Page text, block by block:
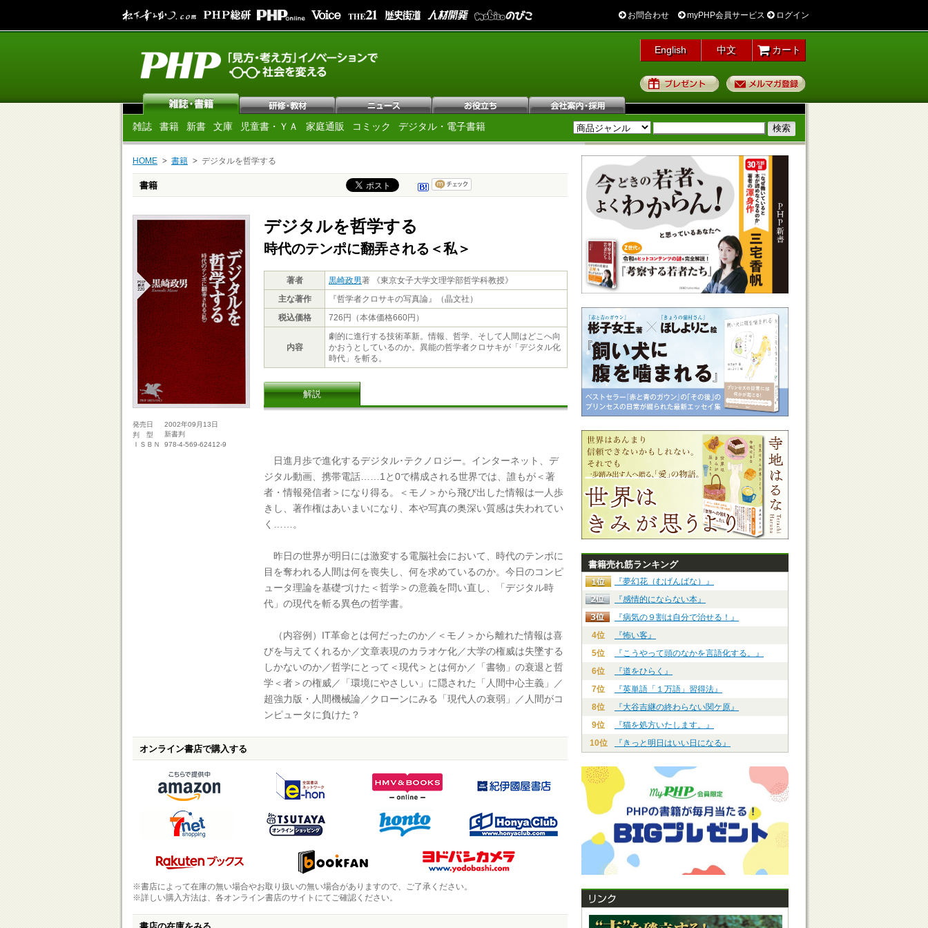
お問合わせ myPHP会員サービス ログイン
English 中文 カート
プレゼント
雑誌 書籍 新書 文庫 児童書・ＹＡ 家庭通販 コミック デジタル・電子書籍
HOME 書籍 デジタルを哲学する
書籍
発売日
2002年09月13日
判 型
新書判
ＩＳＢＮ
978-4-569-62412-9
デジタルを哲学する
時代のテンポに翻弄される＜私＞
著者 黒崎政男著 《東京女子大学文理学部哲学科教授》
主な著作
『哲学者クロサキの写真論』（晶文社）
税込価格
726円（本体価格660円）
内容
劇的に進行する技術革新。情報、哲学、そして人間はどこへ向
かおうとしているのか。異能の哲学者クロサキが「デジタル化
時代」を斬る。
解説
日進月歩で進化するデジタル･テクノロジー。インターネット、デ
ジタル動画、携帯電話……1と0で構成される世界では、誰もが＜著
者・情報発信者＞になり得る。＜モノ＞から飛び出した情報は一人歩
きし、著作権はあいまいになり、本や写真の奥深い質感は失われてい
く……。
昨日の世界が明日には激変する電脳社会において、時代のテンポに
目を奪われる人間は何を喪失し、何を求めているのか。今日のコンピ
ュータ理論を基礎づけた＜哲学＞の意義を問い直し、「デジタル時
代」の現代を斬る異色の哲学書。
（内容例）IT革命とは何だったのか／＜モノ＞から離れた情報は喜
びを与えてくれるか／文章表現のカラオケ化／大学の権威は失墜する
しかないのか／哲学にとって＜現代＞とは何か／「書物」の衰退と哲
学＜者＞の権威／「環境にやさしい」に隠された「人間中心主義」／
超強力版・人間機械論／クローンにみる「現代人の衰弱」／人間がコ
ンピュータに負けた？
オンライン書店で購入する
※書店によって在庫の無い場合やお取り扱いの無い場合がありますので、ご了承ください。
※詳しい購入方法は、各オンライン書店のサイトにてご確認ください。
書籍売れ筋ランキング
『夢幻花（むげんばな）』
『感情的にならない本』
『病気の９割は自分で治せる！』
4位
『怖い客』
5位
『こうやって頭のなかを言語化する。』
6位
『道をひらく』
7位
『英単語「１万語」習得法』
8位
『大谷吉継の終わらない関ケ原』
9位
『猫を処方いたします。』
10位
『きっと明日はいい日になる』